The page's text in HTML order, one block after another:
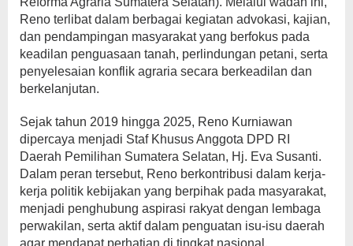
Reno terlibat dalam berbagai kegiatan advokasi, kajian,
dan pendampingan masyarakat yang berfokus pada
keadilan penguasaan tanah, perlindungan petani, serta
penyelesaian konflik agraria secara berkeadilan dan
berkelanjutan.
Sejak tahun 2019 hingga 2025, Reno Kurniawan
dipercaya menjadi Staf Khusus Anggota DPD RI
Daerah Pemilihan Sumatera Selatan, Hj. Eva Susanti.
Dalam peran tersebut, Reno berkontribusi dalam kerja-
kerja politik kebijakan yang berpihak pada masyarakat,
menjadi penghubung aspirasi rakyat dengan lembaga
perwakilan, serta aktif dalam penguatan isu-isu daerah
agar mendapat perhatian di tingkat nasional.